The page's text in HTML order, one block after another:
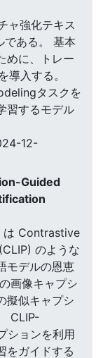
ャ強化テキス
である。 基本
めに、トレー
導入する。
タスクを
習するモデル
12-
Guided
Contrastive
のような
モデルの恩恵
画像キャプシ
擬似キャプシ
CLIP-
ションを利用
をガイドする